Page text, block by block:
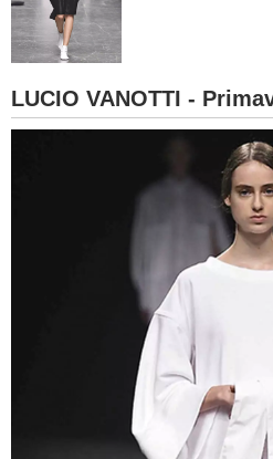
SESSO
LUCIO VANOTTI -